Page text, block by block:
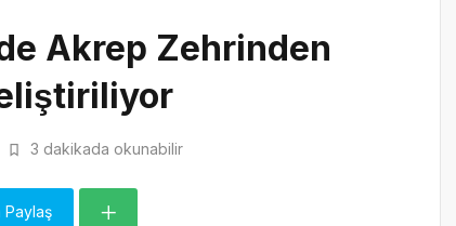
Akrep Zehrinden
3 dakikada okunabilir